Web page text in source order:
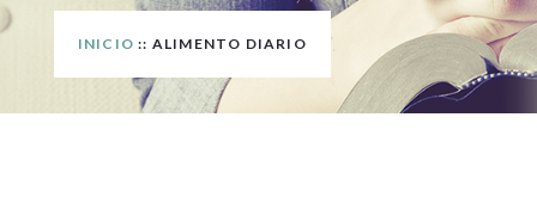
INICIO :: ALIMENTO DIARIO